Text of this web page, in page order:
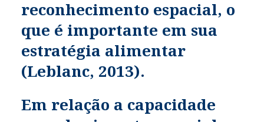
reconhecimento espacial, o
que é importante em sua
estratégia alimentar
(Leblanc, 2013).
Em relação a capacidade